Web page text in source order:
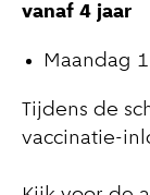
vanaf 4 jaar
Maandag
Tijdens de
vaccinatie-